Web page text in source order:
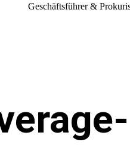
Geschäftsführer &